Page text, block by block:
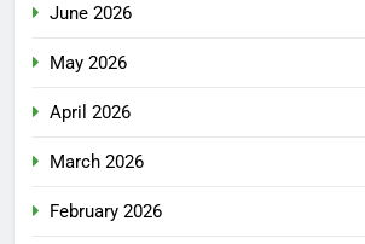
June 2026
May 2026
April 2026
March 2026
February 2026